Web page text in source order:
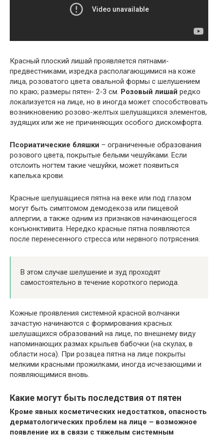
Красный плоский лишай проявляется пятнами-
предвестниками, изредка располагающимися на коже
лица, розоватого цвета овальной формы с шелушением
по краю; размеры пятен- 2-3 см. Розовый лишай редко
локализуется на лице, но в иногда может способствовать
возникновению розово-желтых шелушащихся элементов,
зудящих или же не причиняющих особого дискомфорта.
Псориатические бляшки – ограниченные образования
розового цвета, покрытые белыми чешуйками. Если
отслоить ногтем такие чешуйки, может появиться
капелька крови.
Красные шелушащиеся пятна на веке или под глазом
могут быть симптомом демодекоза или пищевой
аллергии, а также одним из признаков начинающегося
конъюнктивита. Нередко красные пятна появляются
после перенесенного стресса или нервного потрясения.
В этом случае шелушение и зуд проходят
самостоятельно в течение короткого периода.
Кожные проявления системной красной волчанки
зачастую начинаются с формирования красных
шелушащихся образований на лице, по внешнему виду
напоминающих размах крыльев бабочки (на скулах, в
области носа). При розацеа пятна на лице покрыты
мелкими красными прожилками, иногда исчезающими и
появляющимися вновь.
Какие могут быть последствия от пятен
Кроме явных косметических недостатков, опасность
дерматологических проблем на лице – возможное
появление их в связи с тяжелым системным